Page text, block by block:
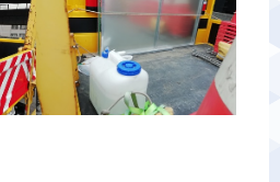
問い合わせ